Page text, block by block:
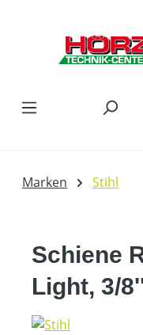
Marken Stihl
Schiene
Light, 3/